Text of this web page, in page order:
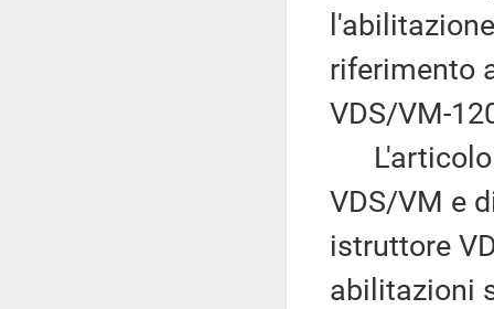
riferimento
VDS/VM-
L'articolo
VDS/VM e
istruttore
abilitazioni